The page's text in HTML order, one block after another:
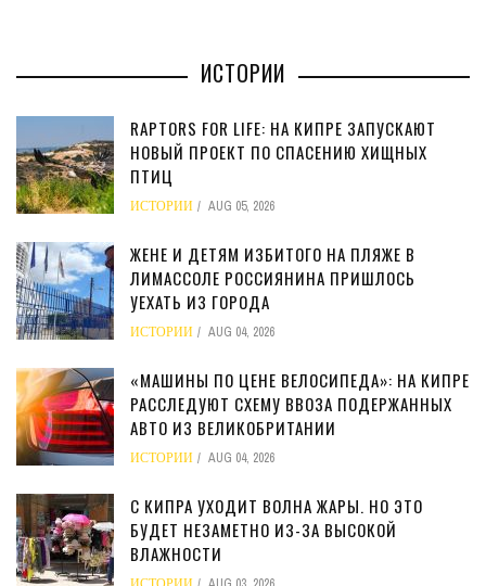
ИСТОРИИ
RAPTORS FOR LIFE: НА КИПРЕ ЗАПУСКАЮТ
НОВЫЙ ПРОЕКТ ПО СПАСЕНИЮ ХИЩНЫХ
ПТИЦ
ИСТОРИИ AUG 05, 2026
ЖЕНЕ И ДЕТЯМ ИЗБИТОГО НА ПЛЯЖЕ В
ЛИМАССОЛЕ РОССИЯНИНА ПРИШЛОСЬ
УЕХАТЬ ИЗ ГОРОДА
ИСТОРИИ AUG 04, 2026
«МАШИНЫ ПО ЦЕНЕ ВЕЛОСИПЕДА»: НА КИПРЕ
РАССЛЕДУЮТ СХЕМУ ВВОЗА ПОДЕРЖАННЫХ
АВТО ИЗ ВЕЛИКОБРИТАНИИ
ИСТОРИИ AUG 04, 2026
С КИПРА УХОДИТ ВОЛНА ЖАРЫ. НО ЭТО
БУДЕТ НЕЗАМЕТНО ИЗ-ЗА ВЫСОКОЙ
ВЛАЖНОСТИ